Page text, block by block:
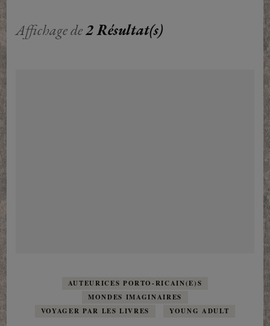
Affichage de2 Résultat(s)
AUTEURICES PORTO-RICAIN(E)S
MONDES IMAGINAIRES
VOYAGER PAR LES LIVRES
YOUNG ADULT